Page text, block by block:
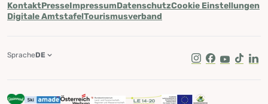
KontaktPresseImpressumDatenschutzCookie Einstellungen
Digitale AmtstafelTourismusverband
Instagram
Facebook
Youtube
Tik Tok
SpracheDE